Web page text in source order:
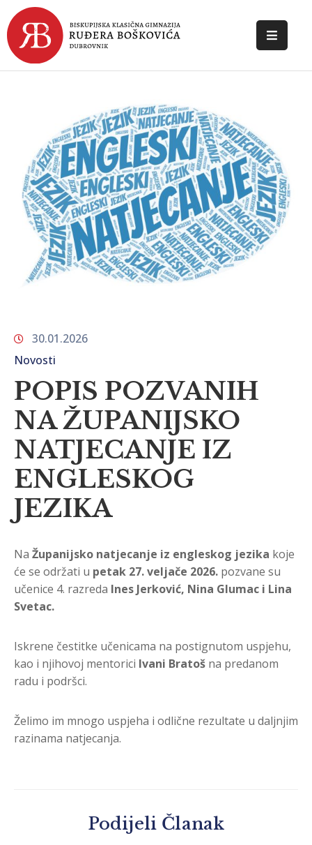
POČETNA
DOKUMENTI
NOVOSTI
KONTAKT
30.01.2026
Novosti
POPIS POZVANIH
NA ŽUPANIJSKO
NATJECANJE IZ
ENGLESKOG
JEZIKA
Na Županijsko natjecanje iz engleskog jezika koje
će se održati u petak 27. veljače 2026. pozvane su
učenice 4. razreda Ines Jerković, Nina Glumac i Lina
Svetac.
Iskrene čestitke učenicama na postignutom uspjehu,
kao i njihovoj mentorici Ivani Bratoš na predanom
radu i podršci.
Želimo im mnogo uspjeha i odlične rezultate u daljnjim
razinama natjecanja.
Podijeli Članak